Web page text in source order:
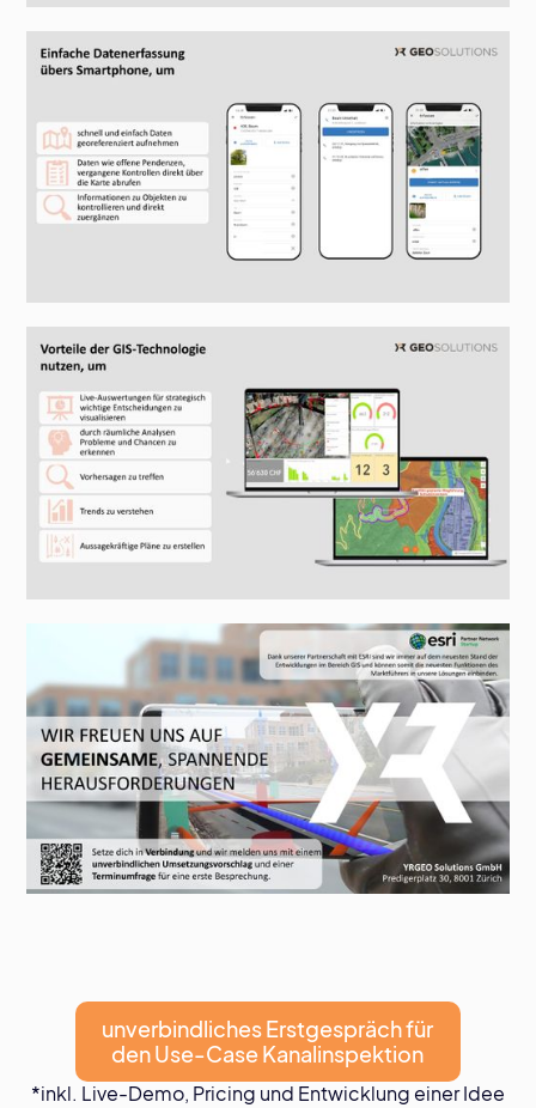
unverbindliches Erstgespräch für
den Use-Case Kanalinspektion
*inkl. Live-Demo, Pricing und Entwicklung einer Idee